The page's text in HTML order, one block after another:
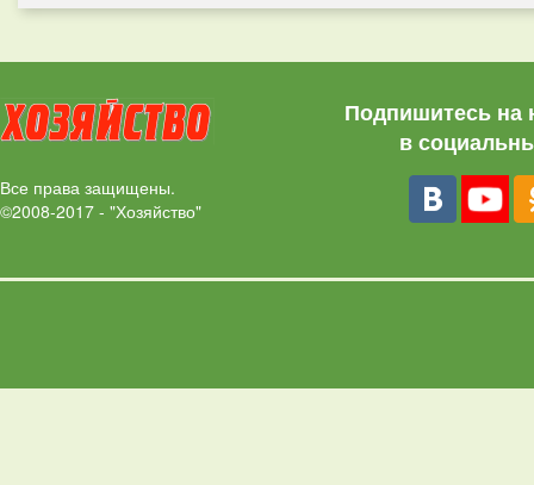
Все права защищены.
©2008-2017 - "Хозяйство"
Подпишитесь на
в